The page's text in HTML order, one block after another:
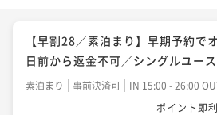
【早割28／素泊まり】早期予約
日前から返金不可／シングルユース
素泊まり 事前決済可
IN 15:00 - 26:00
ポイント即